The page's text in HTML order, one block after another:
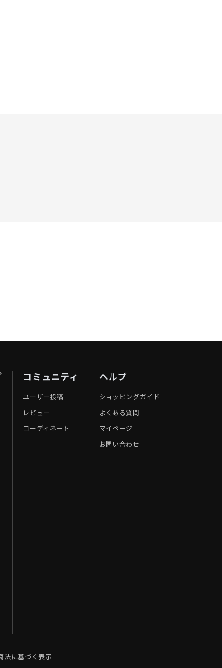
コミュニティ
ユーザー投稿
レビュー
コーディネート
ヘルプ
ショッピングガイド
よくある質問
マイページ
お問い合わせ
法に基づく表示